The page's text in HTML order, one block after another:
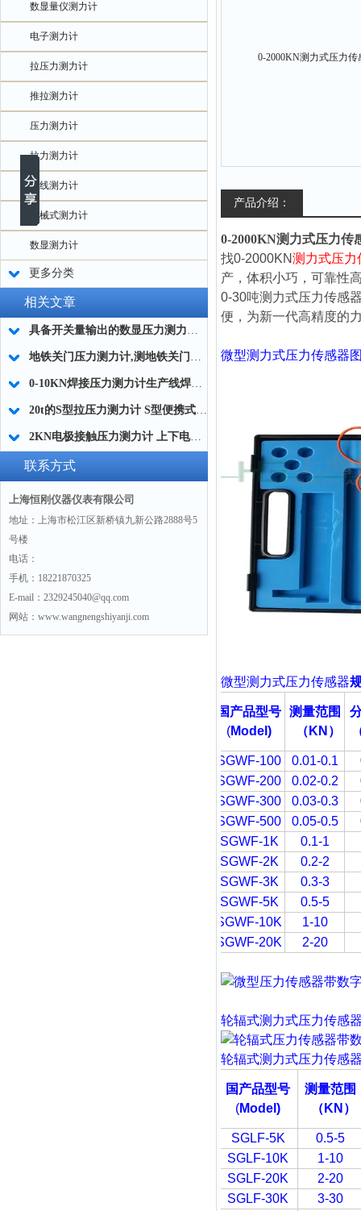
数显量仪测力计
电子测力计
拉压力测力计
推拉测力计
压力测力计
拉力测力计
无线测力计
机械式测力计
数显测力计
更多分类
相关文章
具备开关量输出的数显压力测力计0-20吨生产厂家
地铁关门压力测力计,测地铁关门力的数显压力测力计型号
0-10KN焊接压力测力计生产线焊压把控专用
20t的S型拉压力测力计 S型便携式数显拉压力计厂家
2KN电极接触压力测力计 上下电极测力仪 焊点夹紧测力仪厂家
联系方式
上海恒刚仪器仪表有限公司
地址：上海市松江区新桥镇九新公路2888号5
号楼
电话：
手机：18221870325
E-mail：2329245040@qq.com
网站：www.wangnengshiyanji.com
产品介绍：
0-2000KN测力式压力传
找0-2000KN测力式压力
产，体积小巧，可靠性
0-30吨测力式压力传感
便，为新一代高精度的
微型测力式压力传感器
微型测力式压力传感器
国产品型号
(Model)
测量范围
（ KN ）
SGWF-100 0.01-0.1
SGWF-200
0.02-0.2
SGWF-300
0.03-0.3
SGWF-500
0.05-0.5
SGWF-1K
0.1-1
SGWF-2K
0.2-2
SGWF-3K
0.3-3
SGWF-5K
0.5-5
SGWF-10K
1-10
SGWF-20K
2-20
轮辐式测力式压力传感
轮辐式测力式压力传感
国产品型号
(Model)
测量范围
（ KN ）
SGLF-5K
0.5-5
SGLF-10K
1-10
SGLF-20K
2-20
SGLF-30K
3-30